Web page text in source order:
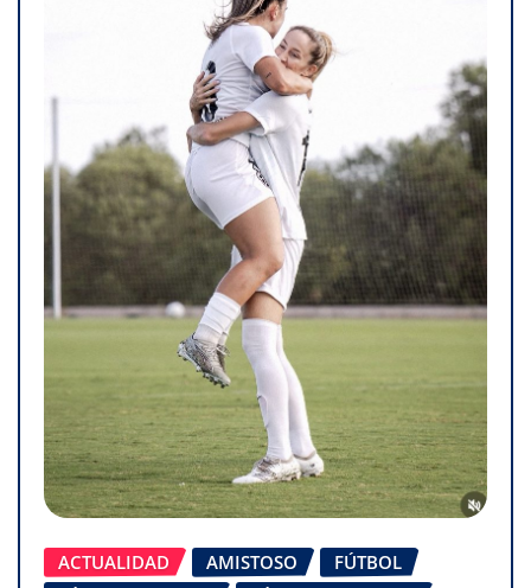
ACTUALIDAD AMISTOSO
FÚTBOL